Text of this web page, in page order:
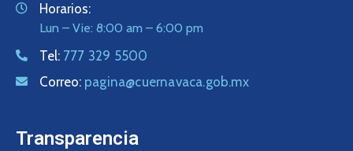
Horarios:
Lun – Vie: 8:00 am – 6:00 pm
Tel: 777 329 5500
Correo: pagina@cuernavaca.gob.mx
Transparencia